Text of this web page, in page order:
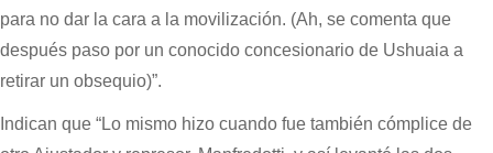
para no dar la cara a la movilización. (Ah, se comenta que
después paso por un conocido concesionario de Ushuaia a
retirar un obsequio)”.
Indican que “Lo mismo hizo cuando fue también cómplice de